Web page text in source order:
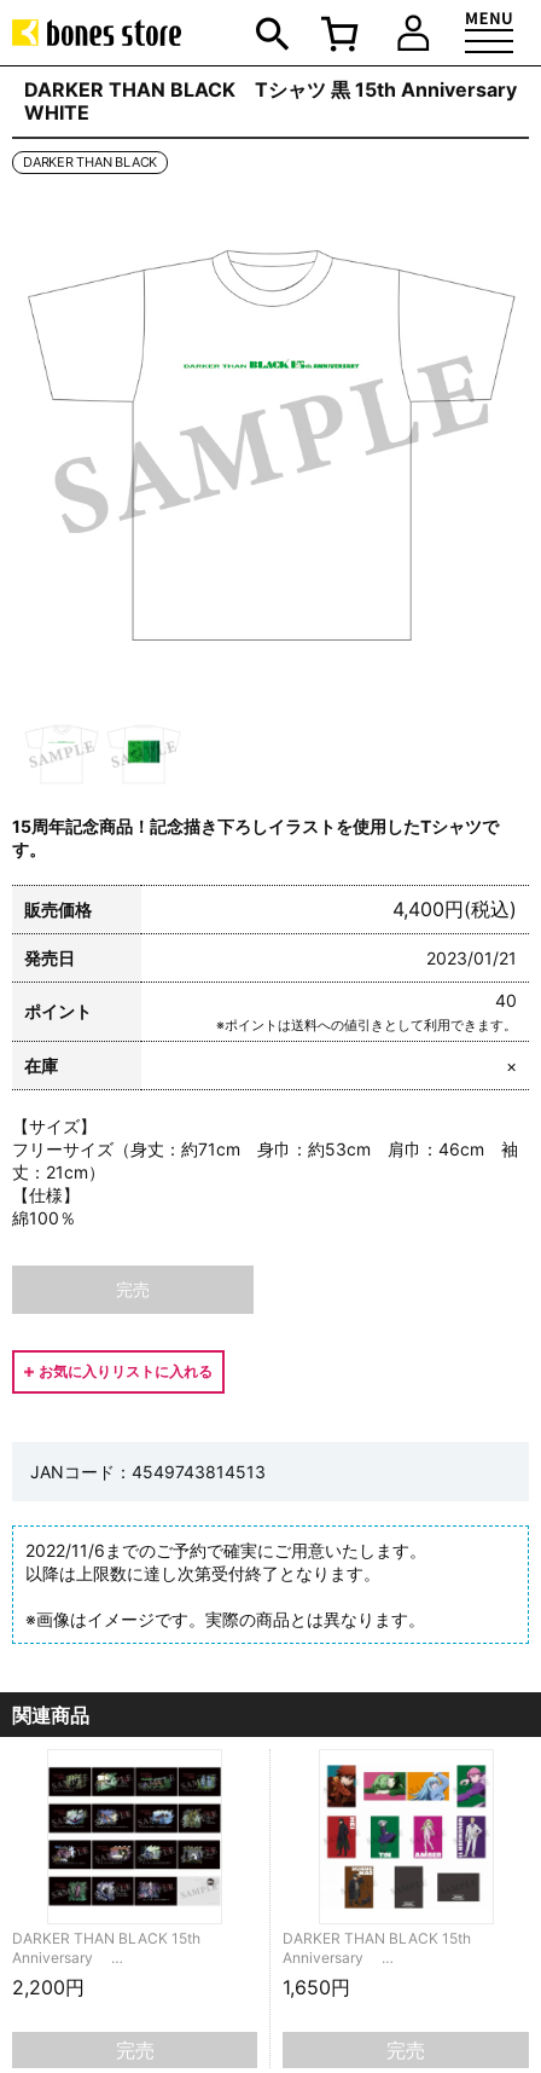
DARKER THAN BLACK Tシャツ 黒 15th Anniversary
WHITE
DARKER THAN BLACK
15周年記念商品！記念描き下ろしイラストを使用したTシャツで
す。
販売価格 4,400円(税込)
発売日 2023/01/21
ポイント
40
※ポイントは送料への値引きとして利用できます。
在庫 ×
【サイズ】
フリーサイズ（身丈：約71cm 身巾：約53cm 肩巾：46cm 袖
丈：21cm）
【仕様】
綿100％
完売
JANコード：4549743814513
2022/11/6までのご予約で確実にご用意いたします。
以降は上限数に達し次第受付終了となります。
※画像はイメージです。実際の商品とは異なります。
関連商品
DARKER THAN BLACK 15th
Anniversary …
2,200円
完売
DARKER THAN BLACK 15th
Anniversary …
1,650円
完売